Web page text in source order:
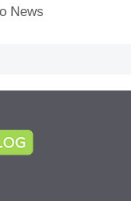
News